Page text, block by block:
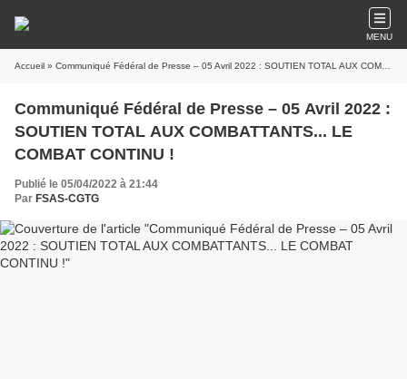
MENU
Accueil » Communiqué Fédéral de Presse – 05 Avril 2022 : SOUTIEN TOTAL AUX COMBATTANTS... LE COMBAT CONTINU !
Communiqué Fédéral de Presse – 05 Avril 2022 :
SOUTIEN TOTAL AUX COMBATTANTS... LE
COMBAT CONTINU !
Publié le 05/04/2022 à 21:44
Par FSAS-CGTG